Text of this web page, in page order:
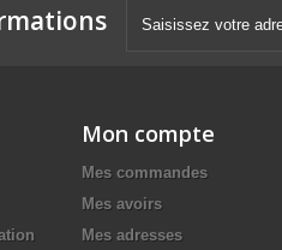
Mon compte
Mes commandes
Mes avoirs
Mes adresses